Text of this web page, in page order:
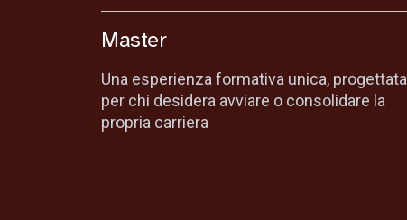
Master
Una esperienza formativa unica, progettata
per chi desidera avviare o consolidare la
propria carriera